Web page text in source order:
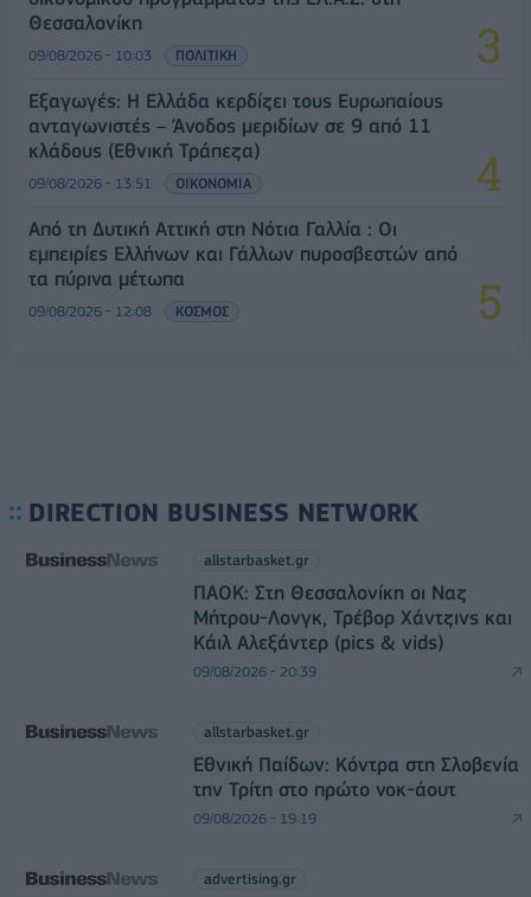
Θεσσαλονίκη
09/08/2026 - 10:03 ΠΟΛΙΤΙΚΗ
Εξαγωγές: Η Ελλάδα κερδίζει τους Ευρωπαίους
ανταγωνιστές – Άνοδος μεριδίων σε 9 από 11
κλάδους (Εθνική Τράπεζα)
09/08/2026 - 13:51 ΟΙΚΟΝΟΜΙΑ
Από τη Δυτική Αττική στη Νότια Γαλλία : Οι
εμπειρίες Ελλήνων και Γάλλων πυροσβεστών από
τα πύρινα μέτωπα
09/08/2026 - 12:08 ΚΟΣΜΟΣ
DIRECTION BUSINESS NETWORK
allstarbasket.gr
ΠΑΟΚ: Στη Θεσσαλονίκη οι Ναζ
Μήτρου-Λονγκ, Τρέβορ Χάντζινς και
Κάιλ Αλεξάντερ (pics & vids)
09/08/2026 - 20:39
allstarbasket.gr
Εθνική Παίδων: Κόντρα στη Σλοβενία
την Τρίτη στο πρώτο νοκ-άουτ
09/08/2026 - 19:19
advertising.gr